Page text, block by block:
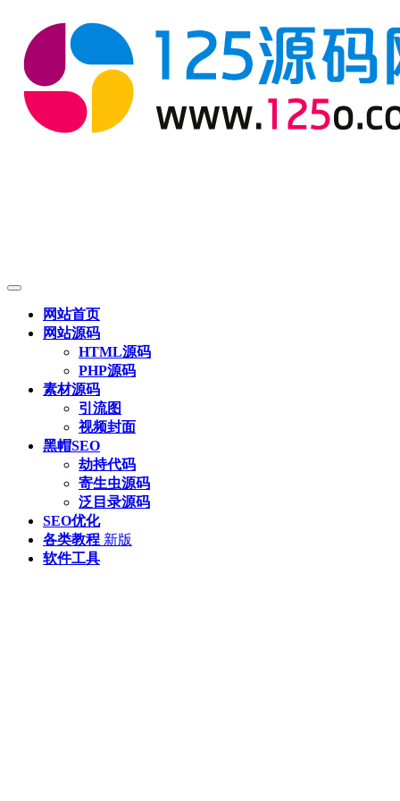
网站首页
网站源码
HTML源码
PHP源码
素材源码
引流图
视频封面
黑帽SEO
劫持代码
寄生虫源码
泛目录源码
SEO优化
各类教程 新版
软件工具